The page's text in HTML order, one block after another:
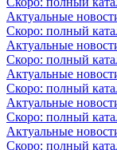
Актуальные
Скоро: полный
Актуальные
Скоро: полный
Актуальные
Скоро: полный
Актуальные
Скоро: полный
Актуальные
Скоро: полный